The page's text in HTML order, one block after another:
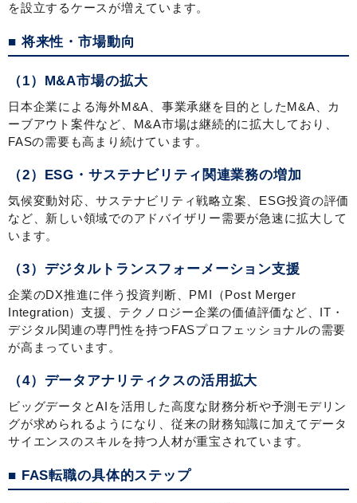
を設立するケースが増えています。
■ 将来性・市場動向
（1）M&A市場の拡大
日本企業による海外M&A、事業承継を目的としたM&A、カ
ーブアウト案件など、M&A市場は継続的に拡大しており、
FASの需要も高まり続けています。
（2）ESG・サステナビリティ関連業務の増加
気候変動対応、サステナビリティ戦略立案、ESG投資の評価
など、新しい領域でのアドバイザリー需要が急速に拡大して
います。
（3）デジタルトランスフォーメーション支援
企業のDX推進に伴う投資判断、PMI（Post Merger
Integration）支援、テクノロジー企業の価値評価など、IT・
デジタル関連の専門性を持つFASプロフェッショナルの需要
が高まっています。
（4）データアナリティクスの活用拡大
ビッグデータとAIを活用した高度な財務分析や予測モデリン
グが求められるようになり、従来の財務知識に加えてデータ
サイエンスのスキルを持つ人材が重宝されています。
■ FAS転職の具体的ステップ